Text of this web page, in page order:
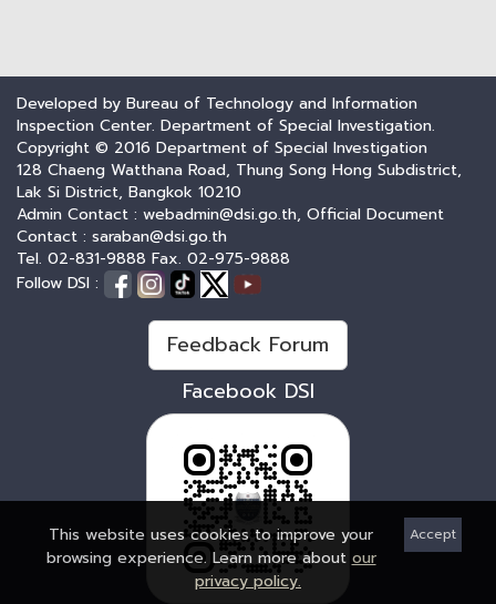
Developed by Bureau of Technology and Information
Inspection Center. Department of Special Investigation.
Copyright © 2016 Department of Special Investigation
128 Chaeng Watthana Road, Thung Song Hong Subdistrict,
Lak Si District, Bangkok 10210
Admin Contact : webadmin@dsi.go.th, Official Document
Contact : saraban@dsi.go.th
Tel. 02-831-9888 Fax. 02-975-9888
Follow DSI :
Feedback Forum
Facebook DSI
Accept
This website uses cookies to improve your
browsing experience. Learn more about our
privacy policy.